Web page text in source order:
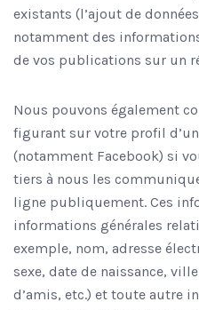
existants (l’ajout de
notamment des
de vos publications sur un
Nous pouvons également
figurant sur votre profil
(notamment Facebook) si
tiers à nous les
ligne publiquement. Ces
informations générales
exemple, nom, adresse
sexe, date de naissance,
d’amis, etc.) et toute autre